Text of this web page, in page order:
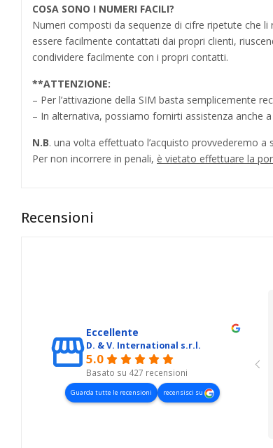
COSA SONO I NUMERI FACILI?
Numeri composti da sequenze di cifre ripetute che
essere facilmente contattati dai propri clienti,
condividere facilmente con i propri contatti.
**ATTENZIONE:
– Per l’attivazione della SIM basta semplicemente
– In alternativa, possiamo fornirti assistenza anche
N.B. una volta effettuato l’acquisto provvederemo a
Per non incorrere in penali, è vietato effettuare la
Recensioni
Eccellente
D. & V. International s.r.l.
5.0
Basato su 427 recensioni
Guarda tutte le recensioni recensisci su